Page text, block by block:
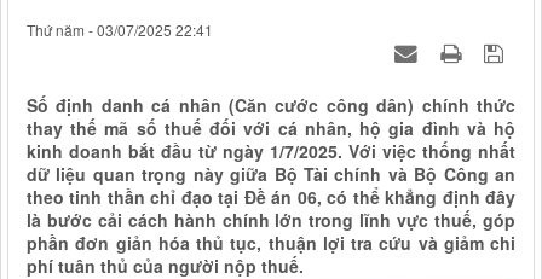
Thứ năm - 03/07/2025 22:41
Số định danh cá nhân (Căn cước công dân) chính thức
thay thế mã số thuế đối với cá nhân, hộ gia đình và hộ
kinh doanh bắt đầu từ ngày 1/7/2025. Với việc thống nhất
dữ liệu quan trọng này giữa Bộ Tài chính và Bộ Công an
theo tinh thần chỉ đạo tại Đề án 06, có thể khẳng định đây
là bước cải cách hành chính lớn trong lĩnh vực thuế, góp
phần đơn giản hóa thủ tục, thuận lợi tra cứu và giảm chi
phí tuân thủ của người nộp thuế.